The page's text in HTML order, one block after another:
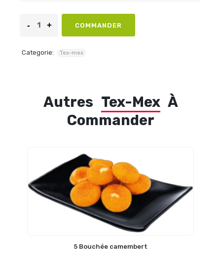
COMMANDER
Categorie: Tex-mex
Autres Tex-Mex À
Commander
5 Bouchée camembert